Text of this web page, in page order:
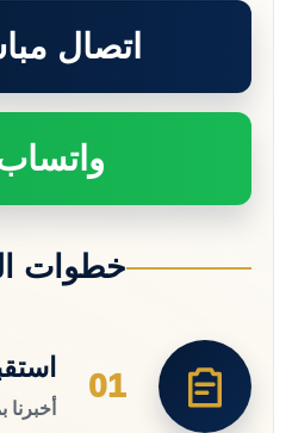
اتصال
خطوات
01